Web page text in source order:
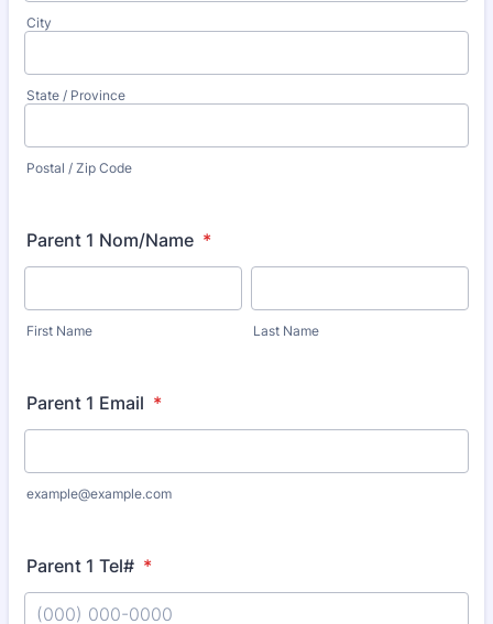
City
State / Province
Postal / Zip Code
Parent 1 Nom/Name *
First Name Last Name
Parent 1 Email *
example@example.com
Parent 1 Tel# *